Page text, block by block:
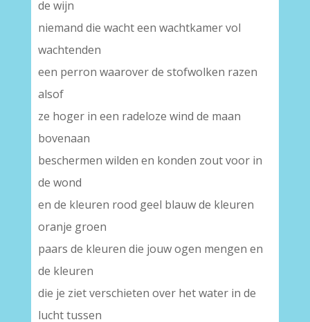
de wijn
niemand die wacht een wachtkamer vol
wachtenden
een perron waarover de stofwolken razen
alsof
ze hoger in een radeloze wind de maan
bovenaan
beschermen wilden en konden zout voor in
de wond
en de kleuren rood geel blauw de kleuren
oranje groen
paars de kleuren die jouw ogen mengen en
de kleuren
die je ziet verschieten over het water in de
lucht tussen